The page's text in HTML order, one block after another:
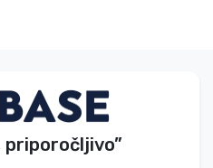
priporočljivo”